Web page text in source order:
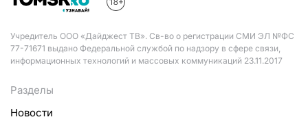
Учредитель ООО «Дайджест ТВ». Св-во о регистрации СМИ ЭЛ №ФС
77-71671 выдано Федеральной службой по надзору в сфере связи,
информационных технологий и массовых коммуникаций 23.11.2017
Разделы
Новости